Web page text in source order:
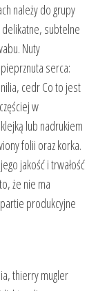
należy do grupy
subtelne
Nuty
serca:
cedr Co to jest
w
lub nadrukiem
folii oraz korka.
jakość i trwałość
że nie ma
produkcyjne
thierry mugler